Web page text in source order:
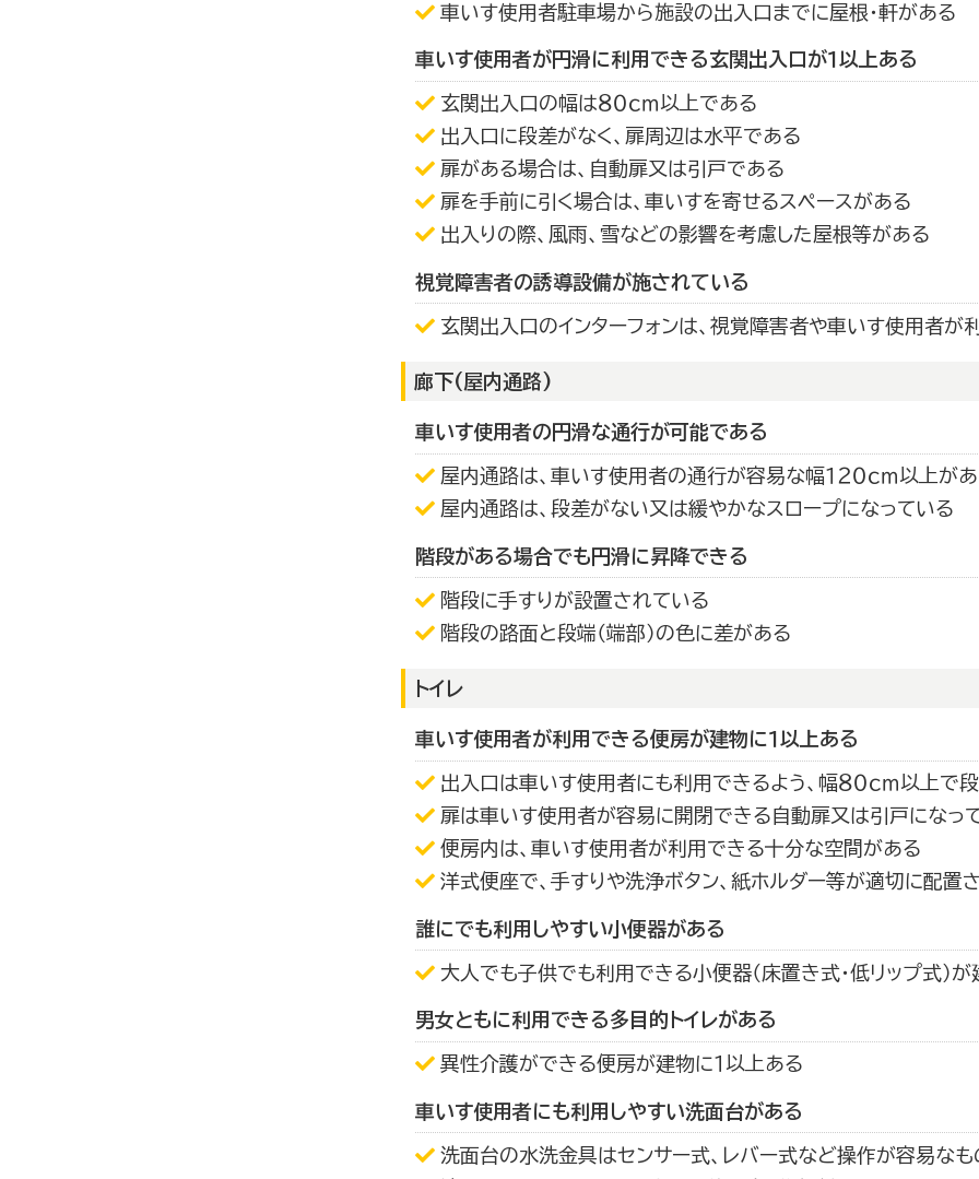
車いす使用者駐車場から施設の出入口までに屋根・軒がある
車いす使用者が円滑に利用できる玄関出入口が１以上ある
玄関出入口の幅は８０ｃｍ以上である
出入口に段差がなく、扉周辺は水平である
扉がある場合は、自動扉又は引戸である
扉を手前に引く場合は、車いすを寄せるスペースがある
出入りの際、風雨、雪などの影響を考慮した屋根等がある
視覚障害者の誘導設備が施されている
玄関出入口のインターフォンは、視覚障害者や車いす使用者が
廊下(屋内通路)
車いす使用者の円滑な通行が可能である
屋内通路は、車いす使用者の通行が容易な幅１２０ｃｍ以上が
屋内通路は、段差がない又は緩やかなスロープになっている
階段がある場合でも円滑に昇降できる
階段に手すりが設置されている
階段の路面と段端（端部）の色に差がある
トイレ
車いす使用者が利用できる便房が建物に１以上ある
出入口は車いす使用者にも利用できるよう、幅８０ｃｍ以上で
扉は車いす使用者が容易に開閉できる自動扉又は引戸になっ
便房内は、車いす使用者が利用できる十分な空間がある
洋式便座で、手すりや洗浄ボタン、紙ホルダー等が適切に配置
誰にでも利用しやすい小便器がある
大人でも子供でも利用できる小便器（床置き式・低リップ式）が
男女ともに利用できる多目的トイレがある
異性介護ができる便房が建物に１以上ある
車いす使用者にも利用しやすい洗面台がある
洗面台の水洗金具はセンサー式、レバー式など操作が容易な